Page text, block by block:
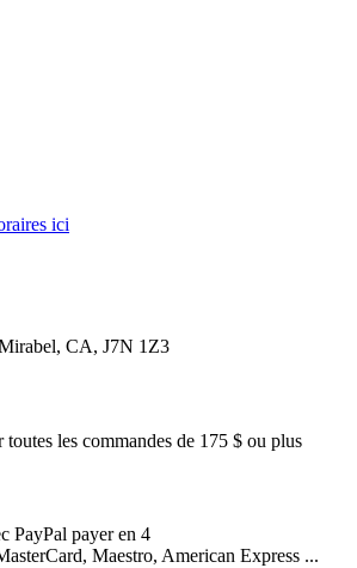
ici
CA, J7N 1Z3
les commandes de 175 $ ou plus
PayPal payer en 4
Maestro, American Express ...